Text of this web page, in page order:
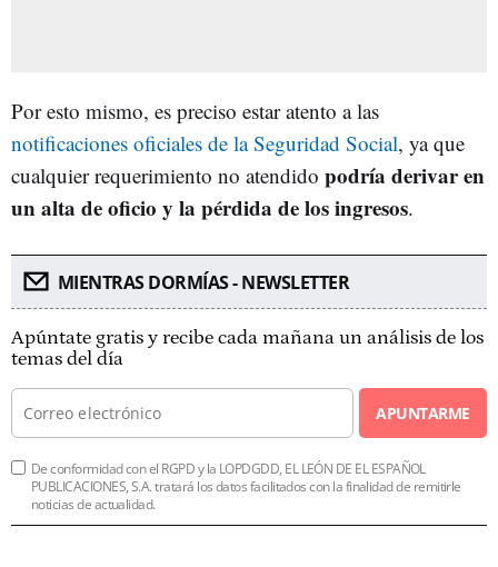
Por esto mismo, es preciso estar atento a las
notificaciones oficiales de la Seguridad Social, ya que
cualquier requerimiento no atendido podría derivar en
un alta de oficio y la pérdida de los ingresos.
MIENTRAS DORMÍAS - NEWSLETTER
Apúntate gratis y recibe cada mañana un análisis de los
temas del día
APUNTARME
De conformidad con el RGPD y la LOPDGDD, EL LEÓN DE EL ESPAÑOL
PUBLICACIONES, S.A. tratará los datos facilitados con la finalidad de remitirle
noticias de actualidad.